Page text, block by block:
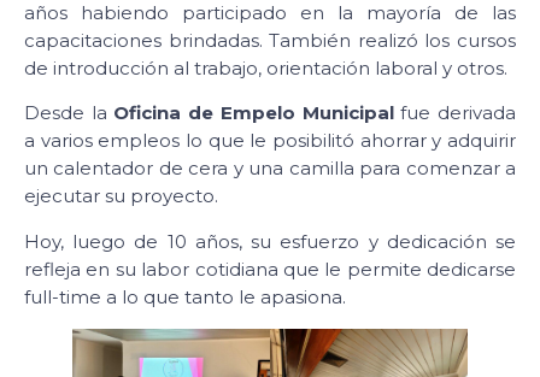
años habiendo participado en la mayoría de las
capacitaciones brindadas. También realizó los cursos
de introducción al trabajo, orientación laboral y otros.
Desde la Oficina de Empelo Municipalfue derivada
a varios empleos lo que le posibilitó ahorrar y adquirir
un calentador de cera y una camilla para comenzar a
ejecutar su proyecto.
Hoy, luego de 10 años, su esfuerzo y dedicación se
refleja en su labor cotidiana que le permite dedicarse
full-time a lo que tanto le apasiona.